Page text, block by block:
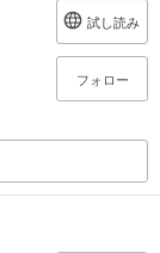
試し読み
フォロー